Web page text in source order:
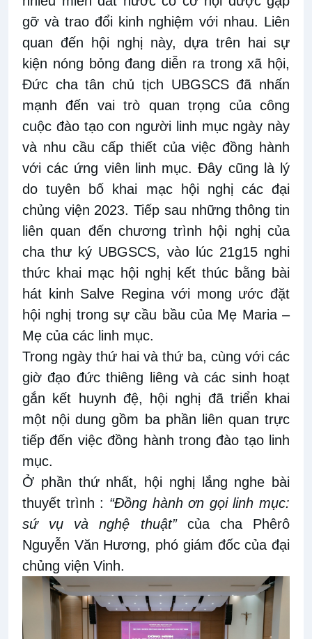
gỡ và trao đổi kinh nghiệm với nhau. Liên
quan đến hội nghị này, dựa trên hai sự
kiện nóng bỏng đang diễn ra trong xã hội,
Đức cha tân chủ tịch UBGSCS đã nhấn
mạnh đến vai trò quan trọng của công
cuộc đào tạo con người linh mục ngày này
và nhu cầu cấp thiết của việc đồng hành
với các ứng viên linh mục. Đây cũng là lý
do tuyên bố khai mạc hội nghị các đại
chủng viện 2023. Tiếp sau những thông tin
liên quan đến chương trình hội nghị của
cha thư ký UBGSCS, vào lúc 21g15 nghi
thức khai mạc hội nghị kết thúc bằng bài
hát kinh Salve Regina với mong ước đặt
hội nghị trong sự cầu bầu của Mẹ Maria –
Mẹ của các linh mục.
Trong ngày thứ hai và thứ ba, cùng với các
giờ đạo đức thiêng liêng và các sinh hoạt
gắn kết huynh đệ, hội nghị đã triển khai
một nội dung gồm ba phần liên quan trực
tiếp đến việc đồng hành trong đào tạo linh
mục.
Ở phần thứ nhất, hội nghị lắng nghe bài
thuyết trình : “Đồng hành ơn gọi linh mục:
sứ vụ và nghệ thuật”
của cha Phêrô
Nguyễn Văn Hương, phó giám đốc của đại
chủng viện Vinh.